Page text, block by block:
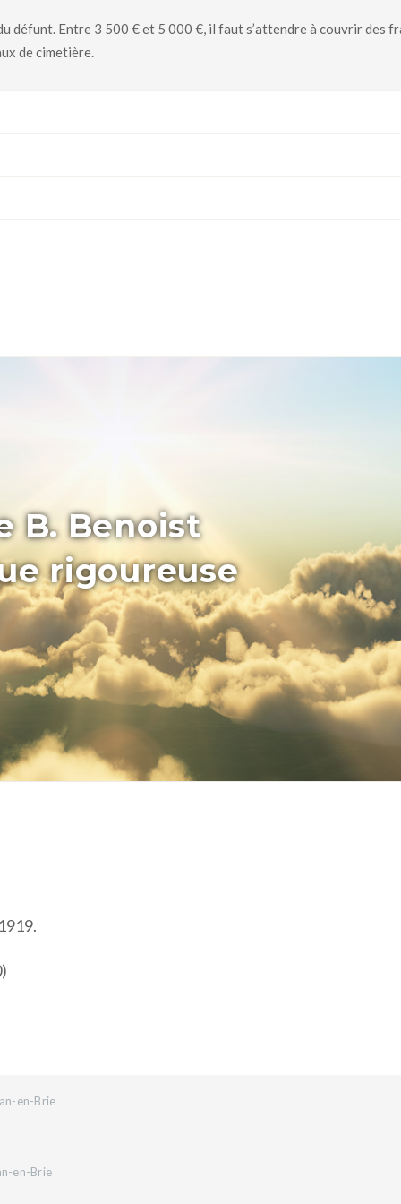
défunt. Entre 3 500 € et 5 000 €, il faut s’attendre à couvrir des
de cimetière.
B. Benoist
rigoureuse
en-Brie
en-Brie